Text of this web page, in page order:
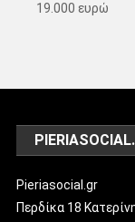
19.000 ευρώ
Pieriasocial.gr
Περδίκα 18